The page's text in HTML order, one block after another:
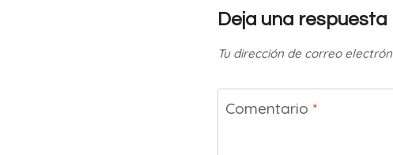
Deja una respuesta
Tu dirección de correo
Comentario *